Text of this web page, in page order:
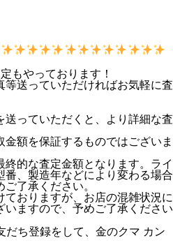
もやっております！
送っていただければお気軽に査
送っていただくと、より詳細な査
金額を保証するものではございま
終的な査定金額となります。ライ
番、製造年などにより変わる場合
了承ください。
ておりますが、お店の混雑状況に
いますので、予めご了承ください
だち登録をして、金のクマ カン